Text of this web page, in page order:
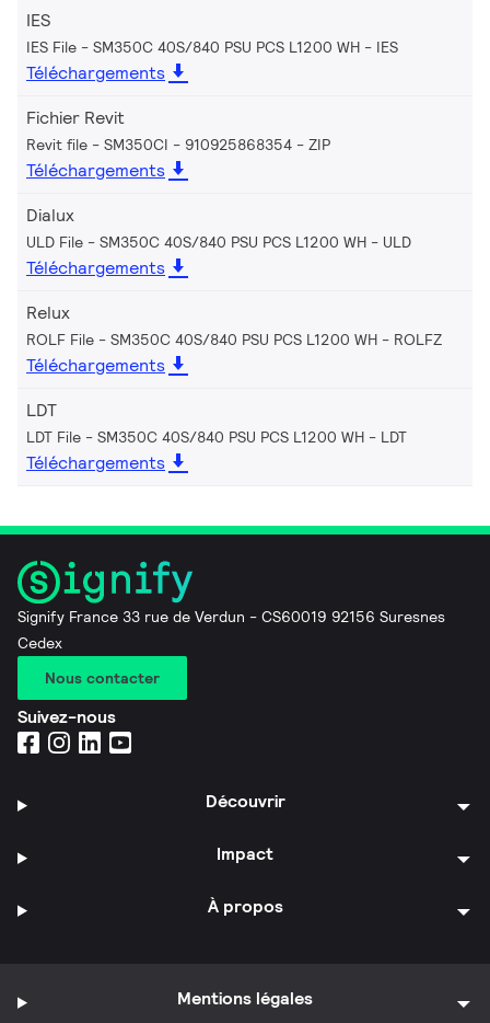
IES
IES File - SM350C 40S/840 PSU PCS L1200 WH IES
Téléchargements
Fichier Revit
Revit file - SM350CI - 910925868354 ZIP
Téléchargements
Dialux
ULD File - SM350C 40S/840 PSU PCS L1200 WH ULD
Téléchargements
Relux
ROLF File - SM350C 40S/840 PSU PCS L1200 WH ROLFZ
Téléchargements
LDT
LDT File - SM350C 40S/840 PSU PCS L1200 WH LDT
Téléchargements
Signify France 33 rue de Verdun - CS60019 92156 Suresnes
Cedex
Nous contacter
Suivez-nous
Découvrir
Impact
À propos
Mentions légales